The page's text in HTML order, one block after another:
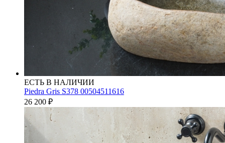
ЕСТЬ В НАЛИЧИИ
Piedra Gris S378 00504511616
26 200 ₽